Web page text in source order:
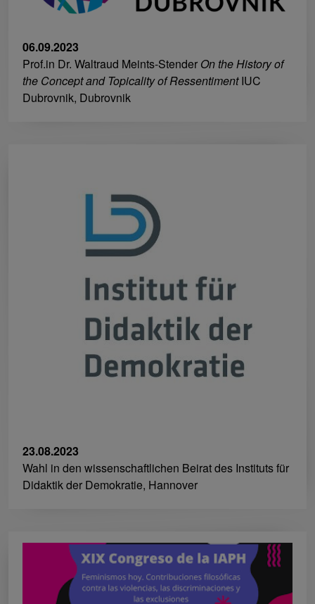
06.09.2023
Prof.in Dr. Waltraud Meints-Stender On the History of
the Concept and Topicality of RessentimentIUC
Dubrovnik, Dubrovnik
23.08.2023
Wahl in den wissenschaftlichen Beirat des Instituts für
Didaktik der Demokratie, Hannover